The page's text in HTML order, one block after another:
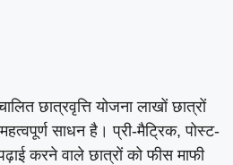
छात्रवृत्ति योजना लाखों छात्रों
साधन है। प्री-मैट्रिक, पोस्ट-
करने वाले छात्रों को फीस माफी